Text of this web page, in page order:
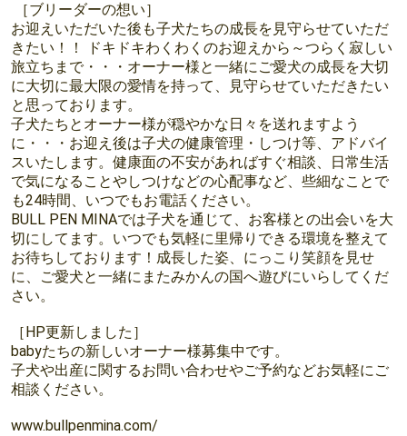
［ブリーダーの想い］
お迎えいただいた後も子犬たちの成長を見守らせていただ
きたい！！ ドキドキわくわくのお迎えから～つらく寂しい
旅立ちまで・・・オーナー様と一緒にご愛犬の成長を大切
に大切に最大限の愛情を持って、見守らせていただきたい
と思っております。
子犬たちとオーナー様が穏やかな日々を送れますよう
に・・・お迎え後は子犬の健康管理・しつけ等、アドバイ
スいたします。健康面の不安があればすぐ相談、日常生活
で気になることやしつけなどの心配事など、些細なことで
も24時間、いつでもお電話ください。
BULL PEN MINAでは子犬を通じて、お客様との出会いを大
切にしてます。いつでも気軽に里帰りできる環境を整えて
お待ちしております！成長した姿、にっこり笑顔を見せ
に、ご愛犬と一緒にまたみかんの国へ遊びにいらしてくだ
さい。
［HP更新しました］
babyたちの新しいオーナー様募集中です。
子犬や出産に関するお問い合わせやご予約などお気軽にご
相談ください。
www.bullpenmina.com/